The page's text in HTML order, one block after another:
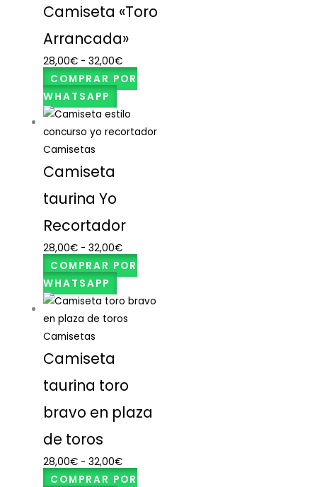
Camiseta «Toro
Arrancada»
28,00€ - 32,00€
COMPRAR POR
WHATSAPP
Camisetas
Camiseta
taurina Yo
Recortador
28,00€ - 32,00€
COMPRAR POR
WHATSAPP
Camisetas
Camiseta
taurina toro
bravo en plaza
de toros
28,00€ - 32,00€
COMPRAR POR